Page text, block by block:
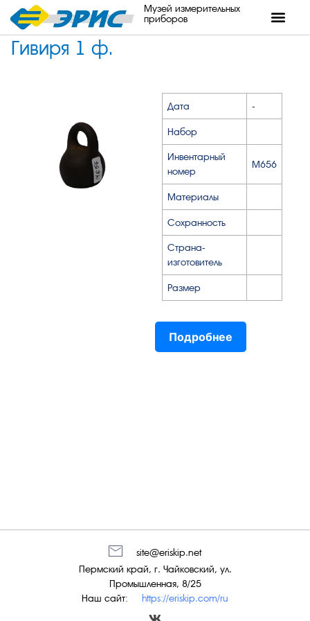
Музей измерительных
приборов
Гивиря 1 ф.
Дата -
Набор
Инвентарный
номер
М656
Материалы
Сохранность
Страна-
изготовитель
Размер
Подробнее
Наш сайт: https://eriskip.com/ru
Пермский край, г. Чайковский, ул.
Промышленная, 8/25
site@eriskip.net